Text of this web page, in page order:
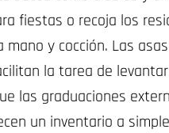
fiestas o recoja los
mano y cocción. Las
la tarea de
las graduaciones
un inventario a